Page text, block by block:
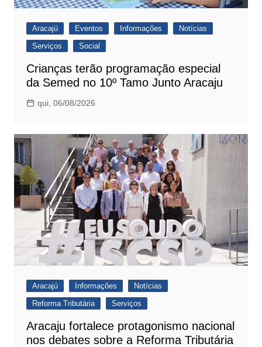
Aracajú Eventos Informações
Notícias
Serviços
Social
Crianças terão programação especial
da Semed no 10º Tamo Junto Aracaju
qui, 06/08/2026
Aracajú Informações
Notícias
Reforma Tributária
Serviços
Aracaju fortalece protagonismo nacional
nos debates sobre a Reforma Tributária